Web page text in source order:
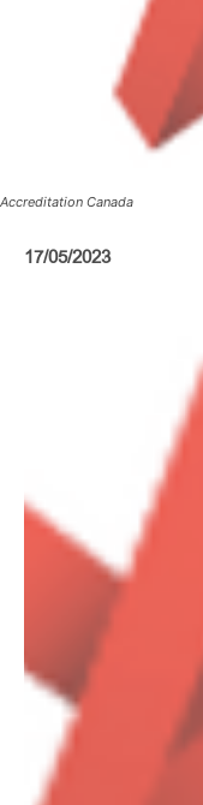
Accreditation Canada
17/05/2023